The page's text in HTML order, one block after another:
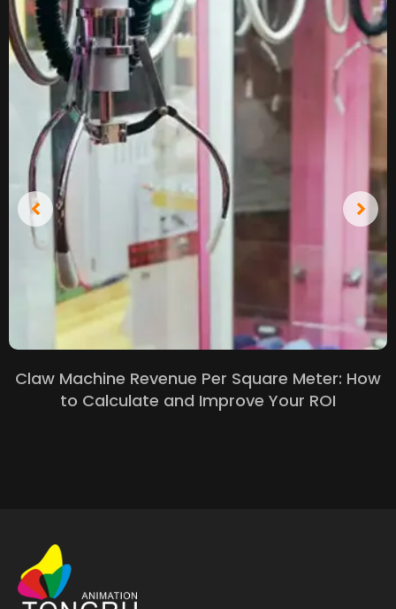
Claw Machine Revenue Per Square Meter: How
to Calculate and Improve Your ROI